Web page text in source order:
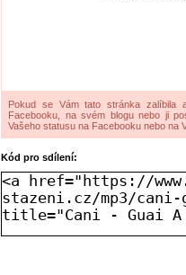
Pokud se Vám tato stránka zalíbila
Facebooku, na svém blogu nebo ji
Vašeho statusu na Facebooku nebo na
Kód pro sdílení: